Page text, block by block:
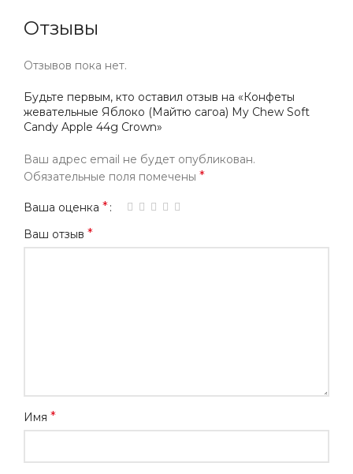
Отзывы
Отзывов пока нет.
Будьте первым, кто оставил отзыв на «Конфеты
жевательные Яблоко (Майтю сагоа) My Chew Soft
Candy Apple 44g Crown»
Ваш адрес email не будет опубликован.
Обязательные поля помечены *
Ваша оценка *
Ваш отзыв *
Имя *